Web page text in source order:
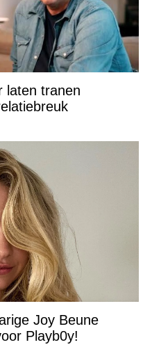
laten tranen
Joy Beune
Playb0y!